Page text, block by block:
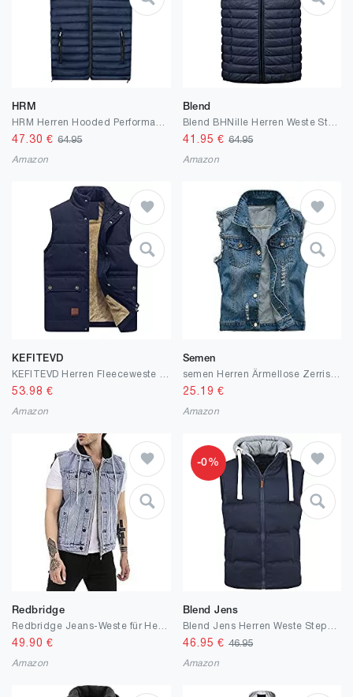
HRM
47.30 €64.95
Amazon
Blend
41.95 € 64.95
Amazon
KEFITEVD
53.98 €
Amazon
Semen
25.19 €
Amazon
Redbridge
49.90 €
Amazon
-0%
Blend Jens
46.95 € 46.95
Amazon